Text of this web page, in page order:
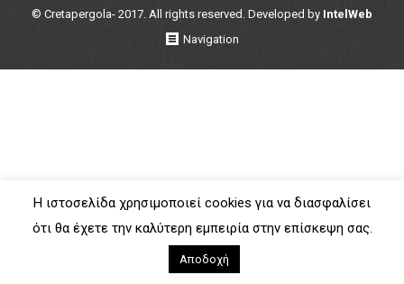
© Cretapergola- 2017. All rights reserved. Developed by IntelWeb
Navigation
Η ιστοσελίδα χρησιμοποιεί cookies για να διασφαλίσει
ότι θα έχετε την καλύτερη εμπειρία στην επίσκεψη σας.
Αποδοχή